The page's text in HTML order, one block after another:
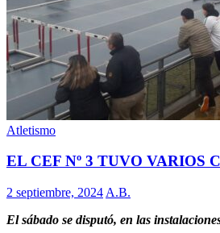
Atletismo
EL CEF Nº 3 TUVO VARIOS
2 septiembre, 2024 A.B.
El sábado se disputó, en las